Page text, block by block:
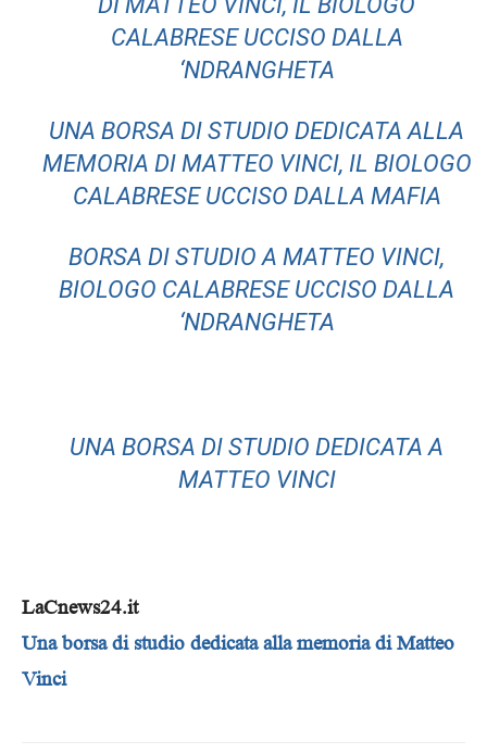
CALABRESE UCCISO DALLA
‘NDRANGHETA
UNA BORSA DI STUDIO DEDICATA ALLA
MEMORIA DI MATTEO VINCI, IL BIOLOGO
CALABRESE UCCISO DALLA MAFIA
BORSA DI STUDIO A MATTEO VINCI,
BIOLOGO CALABRESE UCCISO DALLA
‘NDRANGHETA
UNA BORSA DI STUDIO DEDICATA A
MATTEO VINCI
LaCnews24.it
Una borsa di studio dedicata alla memoria di Matteo
Vinci